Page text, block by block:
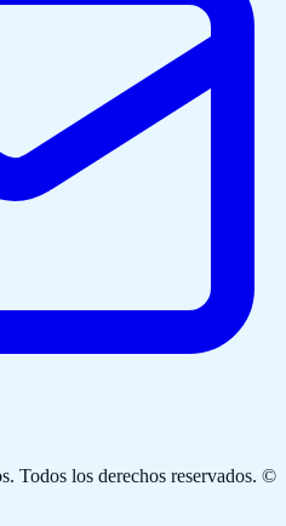
. Todos los derechos reservados. ©